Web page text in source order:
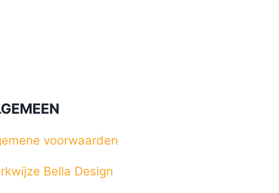
voorwaarden
Bella Design